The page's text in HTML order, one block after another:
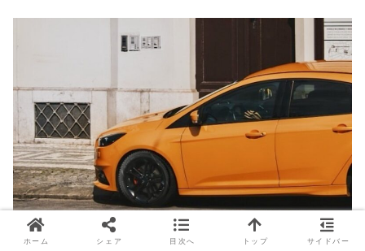
ホーム シェア 目次へ トップ サイドバー